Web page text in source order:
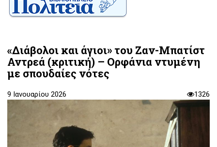
«Διάβολοι και άγιοι» του Ζαν-Μπατίστ
Αντρεά (κριτική) – Ορφάνια ντυμένη
με σπουδαίες νότες
9 Ιανουαρίου 2026 1326